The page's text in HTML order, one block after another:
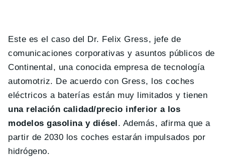
Este es el caso del Dr. Felix Gress, jefe de
comunicaciones corporativas y asuntos públicos de
Continental, una conocida empresa de tecnología
automotriz. De acuerdo con Gress, los coches
eléctricos a baterías están muy limitados y tienen
una relación calidad/precio inferior a los
modelos gasolina y diésel . Además, afirma que a
partir de 2030 los coches estarán impulsados por
hidrógeno.